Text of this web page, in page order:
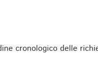
cronologico delle